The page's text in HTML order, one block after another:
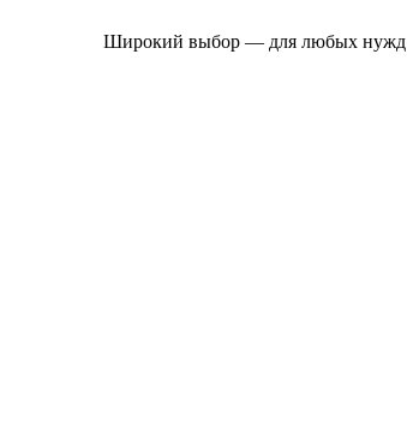
Широкий выбор — для любых нужд